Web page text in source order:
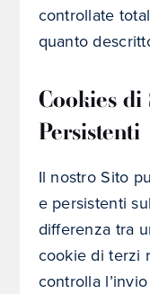
controllate
quanto
Cookies di
Persistenti
Il nostro Sito
e persistenti
differenza tra
cookie di terzi
controlla